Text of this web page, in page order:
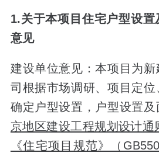
1.关于本项目住宅户型设
意见
建设单位意见：本项目为
司根据市场调研、项目定
确定户型设置，户型设置
京地区建设工程规划设计通
《住宅项目规范》（